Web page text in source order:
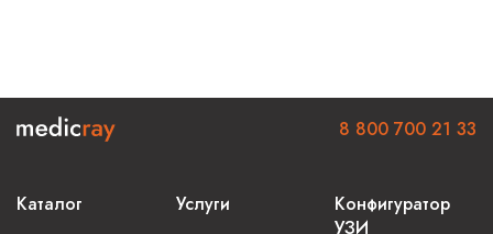
Каталог Услуги
Конфигуратор
УЗИ
8 800 700 21 33